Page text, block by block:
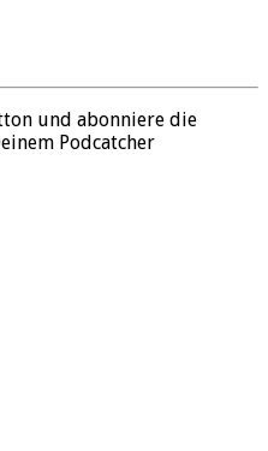
und abonniere die
Podcatcher